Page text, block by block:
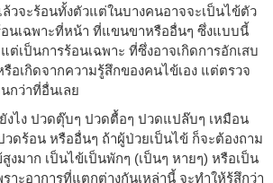
วจะร้อนทั้งตัวแต่ในบางคนอาจจะเป็นไข้ตัว
อนเฉพาะที่หน้า ที่แขนขาหรืออื่นๆ ซึ่งแบบนี้
ต่เป็นการร้อนเฉพาะ ที่ซึ่งอาจเกิดการอักเสบ
อเกิดจากความรู้สึกของคนไข้เอง แต่ตรวจ
กว่าที่อื่นเลย
งไง ปวดตุ๊บๆ ปวดตื้อๆ ปวดแปล๊บๆ เหมือน
ดร้อน หรืออื่นๆ ถ้าผู้ป่วยเป็นไข้ ก็จะต้องถาม
งมาก เป็นไข้เป็นพักๆ (เป็นๆ หายๆ) หรือเป็น
าะอาการที่แตกต่างกันเหล่านี้ จะทำให้รู้สึกว่า